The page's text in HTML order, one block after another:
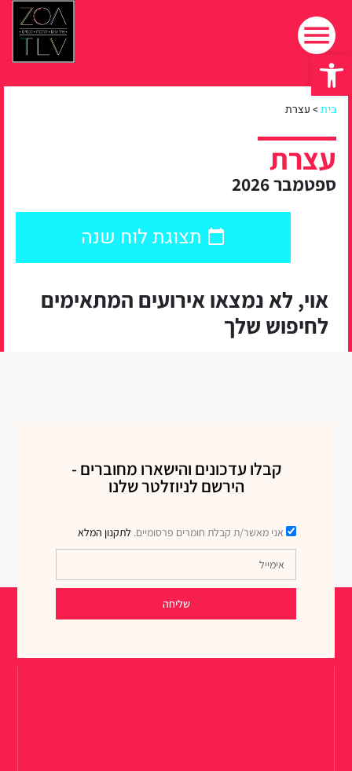
פתח סרגל נגישות
בית>עצרת
עצרת
ספטמבר 2026
תצוגת לוח שנה
אוי, לא נמצאו אירועים המתאימים
לחיפוש שלך
קבלו עדכונים והישארו מחוברים -
הירשם לניוזלטר שלנו
אני מאשר/ת קבלת חומרים פרסומיים. לתקנון המלא
שליחה